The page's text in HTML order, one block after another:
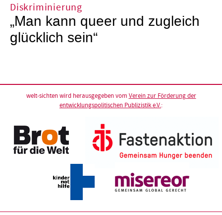
Diskriminierung
„Man kann queer und zugleich
glücklich sein“
welt-sichten wird herausgegeben vom Verein zur Förderung der
entwicklungspolitischen Publizistik e.V.: